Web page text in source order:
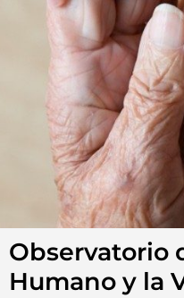
Observatorio
Humano y la